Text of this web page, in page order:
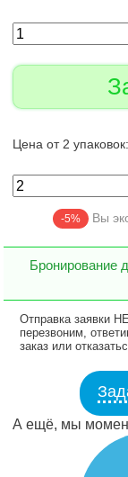
Цена от 2 упаковок:
-5% Вы
Бронирование
Отправка заявки
перезвоним,
заказ или
А ещё, мы